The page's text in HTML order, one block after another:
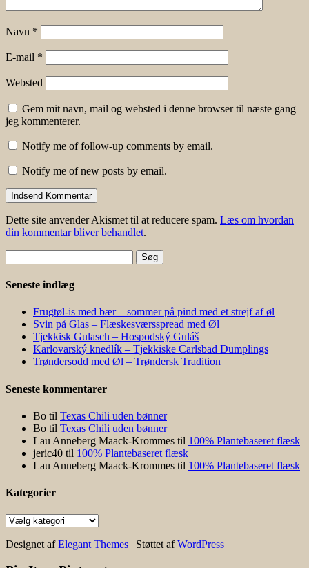
Navn *
E-mail *
Websted
Gem mit navn, mail og websted i denne browser til næste gang
jeg kommenterer.
Notify me of follow-up comments by email.
Notify me of new posts by email.
Dette site anvender Akismet til at reducere spam. Læs om hvordan
din kommentar bliver behandlet.
efter:
Seneste indlæg
Frugtøl-is med bær – sommer på pind med et strejf af øl
Svin på Glas – Flæskesværsspread med Øl
Tjekkisk Gulasch – Hospodský Guláš
Karlovarský knedlík – Tjekkiske Carlsbad Dumplings
Trøndersodd med Øl – Trøndersk Tradition
Seneste kommentarer
Bo til Texas Chili uden bønner
Bo til Texas Chili uden bønner
Lau Anneberg Maack-Krommes til 100% Plantebaseret flæsk
jeric40 til 100% Plantebaseret flæsk
Lau Anneberg Maack-Krommes til 100% Plantebaseret flæsk
Kategorier
Kategorier
Designet afElegant Themes | Støttet afWordPress